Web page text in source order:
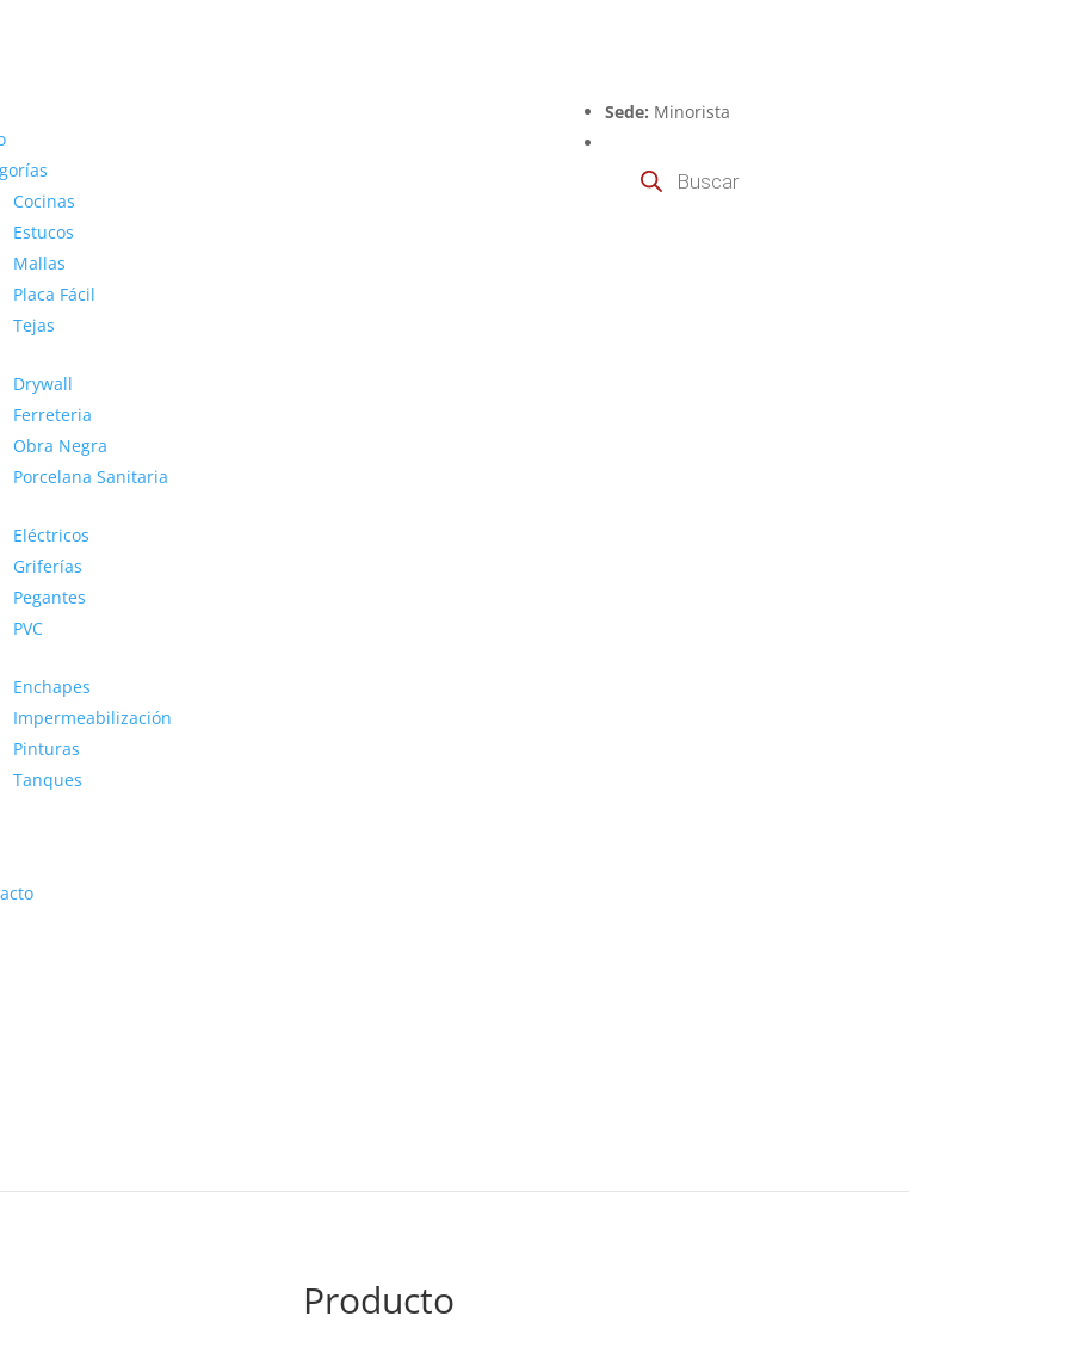
Cocinas
Estucos
Mallas
Placa Fácil
Tejas
Drywall
Ferreteria
Obra Negra
Porcelana Sanitaria
Eléctricos
Griferías
Pegantes
PVC
Enchapes
Impermeabilización
Pinturas
Tanques
Sede: Minorista
productos
Producto